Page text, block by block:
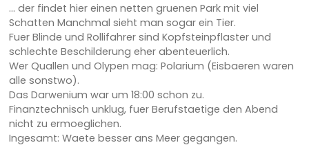
... der findet hier einen netten gruenen Park mit viel
Schatten Manchmal sieht man sogar ein Tier.
Fuer Blinde und Rollifahrer sind Kopfsteinpflaster und
schlechte Beschilderung eher abenteuerlich.
Wer Quallen und Olypen mag: Polarium (Eisbaeren waren
alle sonstwo).
Das Darwenium war um 18:00 schon zu.
Finanztechnisch unklug, fuer Berufstaetige den Abend
nicht zu ermoeglichen.
Ingesamt: Waete besser ans Meer gegangen.